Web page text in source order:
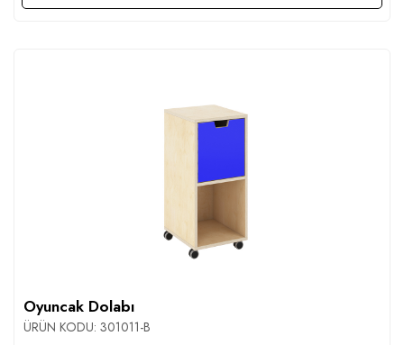
Oyuncak Dolabı
ÜRÜN KODU: 301011-B